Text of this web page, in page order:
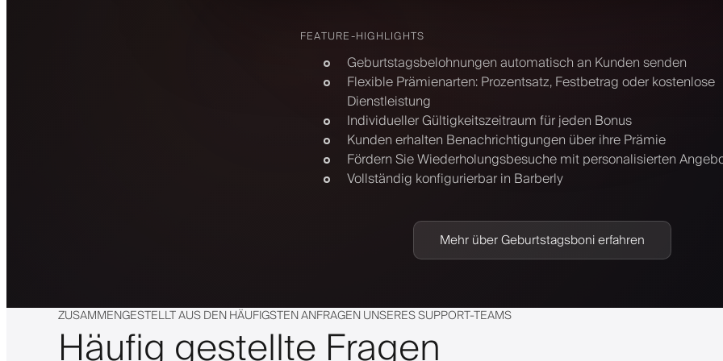
FEATURE-HIGHLIGHTS
Geburtstagsbelohnungen automatisch an Kunden senden
Flexible Prämienarten: Prozentsatz, Festbetrag oder kostenlose
Dienstleistung
Individueller Gültigkeitszeitraum für jeden Bonus
Kunden erhalten Benachrichtigungen über ihre Prämie
Fördern Sie Wiederholungsbesuche mit personalisierten
Vollständig konfigurierbar in Barberly
Mehr über Geburtstagsboni erfahren
ZUSAMMENGESTELLT AUS DEN HÄUFIGSTEN ANFRAGEN UNSERES SUPPORT-TEAMS